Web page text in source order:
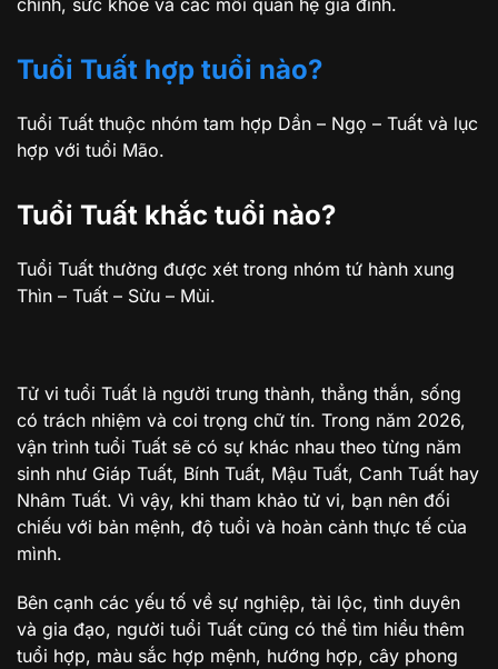
chính, sức khỏe và các mối quan hệ gia đình.
Tuổi Tuất hợp tuổi nào?
Tuổi Tuất thuộc nhóm tam hợp Dần – Ngọ – Tuất và lục
hợp với tuổi Mão.
Tuổi Tuất khắc tuổi nào?
Tuổi Tuất thường được xét trong nhóm tứ hành xung
Thìn – Tuất – Sửu – Mùi.
Tử vi tuổi Tuất là người trung thành, thẳng thắn, sống
có trách nhiệm và coi trọng chữ tín. Trong năm 2026,
vận trình tuổi Tuất sẽ có sự khác nhau theo từng năm
sinh như Giáp Tuất, Bính Tuất, Mậu Tuất, Canh Tuất hay
Nhâm Tuất. Vì vậy, khi tham khảo tử vi, bạn nên đối
chiếu với bản mệnh, độ tuổi và hoàn cảnh thực tế của
mình.
Bên cạnh các yếu tố về sự nghiệp, tài lộc, tình duyên
và gia đạo, người tuổi Tuất cũng có thể tìm hiểu thêm
tuổi hợp, màu sắc hợp mệnh, hướng hợp, cây phong